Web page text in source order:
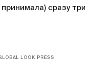
сразу три
LOOK PRESS